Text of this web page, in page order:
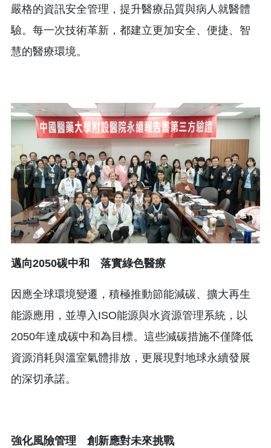
嚴格的資訊安全管理，提升醫療品質與病人就醫體
驗。每一次技術革新，都建立更加安全、便捷、智
慧的醫療環境。
邁向2050碳中和 落實綠色醫療
因應全球環境變遷，積極推動節能減碳、擴大再生
能源應用，並導入ISO能源與水資源管理系統，以
2050年達成碳中和為目標。這些減碳措施不僅降低
資源消耗與溫室氣體排放，更展現對地球永續發展
的深切承諾。
強化風險管理 創新應對未來挑戰